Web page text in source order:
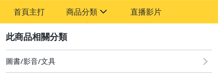
首頁主打 商品分類 直播影片
圖書/影音/文具